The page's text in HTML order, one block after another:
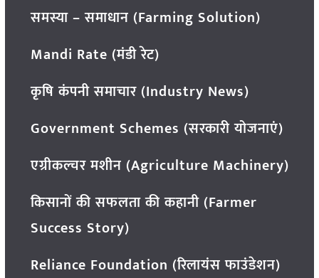
समस्या – समाधान (Farming Solution)
Mandi Rate (मंडी रेट)
कृषि कंपनी समाचार (Industry News)
Government Schemes (सरकारी योजनाएं)
एग्रीकल्चर मशीन (Agriculture Machinery)
किसानों की सफलता की कहानी (Farmer
Success Story)
Reliance Foundation (रिलायंस फाउंडेशन)